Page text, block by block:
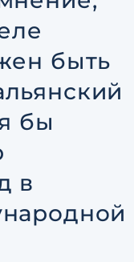
быть
бы
в